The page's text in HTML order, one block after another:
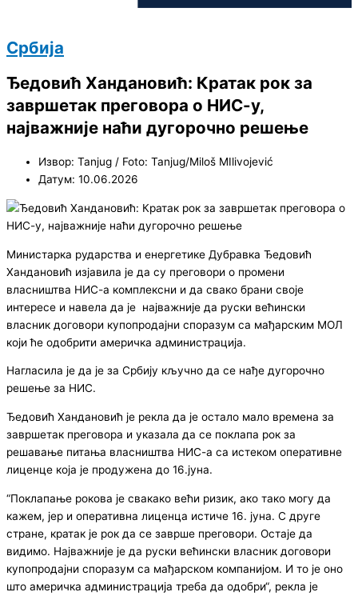
Србија
Ђедовић Хандановић: Кратак рок за
завршетак преговора о НИС-у,
најважније наћи дугорочно решење
Извор: Tanjug / Foto: Tanjug/Miloš MIlivojević
Датум: 10.06.2026
Министарка рударства и енергетике Дубравка Ђедовић
Хандановић изјавила је да су преговори о промени
власништва НИС-а комплексни и да свако брани своје
интересе и навела да је најважније да руски већински
власник договори купопродајни споразум са мађарским МОЛ
који ће одобрити америчка администрација.
Нагласила је да је за Србију кључно да се нађе дугорочно
решење за НИС.
Ђедовић Хандановић је рекла да је остало мало времена за
завршетак преговора и указала да се поклапа рок за
решавање питања власништва НИС-а са истеком оперативне
лиценце која је продужена до 16.јуна.
“Поклапање рокова је свакако већи ризик, ако тако могу да
кажем, јер и оперативна лиценца истиче 16. јуна. С друге
стране, кратак је рок да се заврше преговори. Остаје да
видимо. Најважније је да руски већински власник договори
купопродајни споразум са мађарском компанијом. И то је оно
што америчка администрација треба да одобри“, рекла је